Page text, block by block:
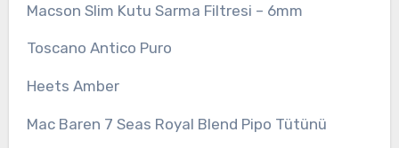
Macson Slim Kutu Sarma Filtresi – 6mm
Toscano Antico Puro
Heets Amber
Mac Baren 7 Seas Royal Blend Pipo Tütünü